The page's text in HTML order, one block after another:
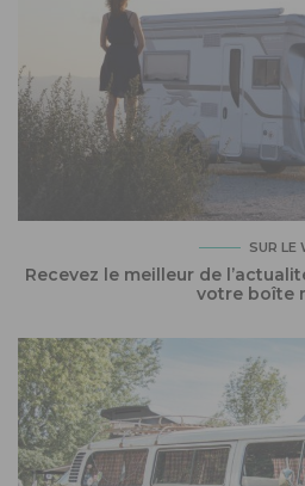
SUR LE
Recevez le meilleur de
votre boîte